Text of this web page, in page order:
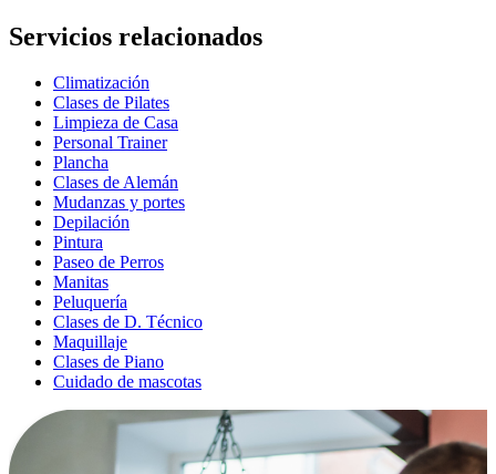
Servicios relacionados
Climatización
Clases de Pilates
Limpieza de Casa
Personal Trainer
Plancha
Clases de Alemán
Mudanzas y portes
Depilación
Pintura
Paseo de Perros
Manitas
Peluquería
Clases de D. Técnico
Maquillaje
Clases de Piano
Cuidado de mascotas